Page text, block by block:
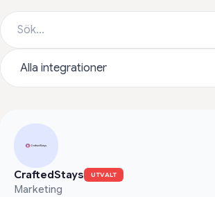
CraftedStays UTVALT
Marketing